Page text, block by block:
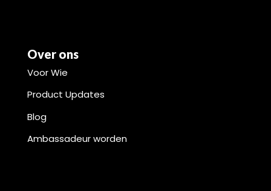
Over ons
Voor Wie
Product Updates
Blog
Ambassadeur worden